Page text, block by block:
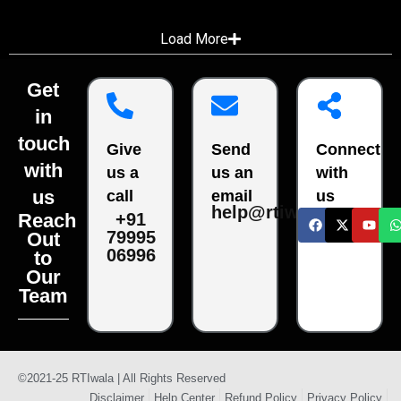
Load More
Get
in
touch
with
us
Reach
Out
to
Our
Team
Give
us a
call
+91
79995
06996
Send
us an
email
help@rtiwala.com
Connect
with
us
©2021-25 RTIwala | All Rights Reserved
Disclaimer
Help Center Refund Policy
Privacy Policy